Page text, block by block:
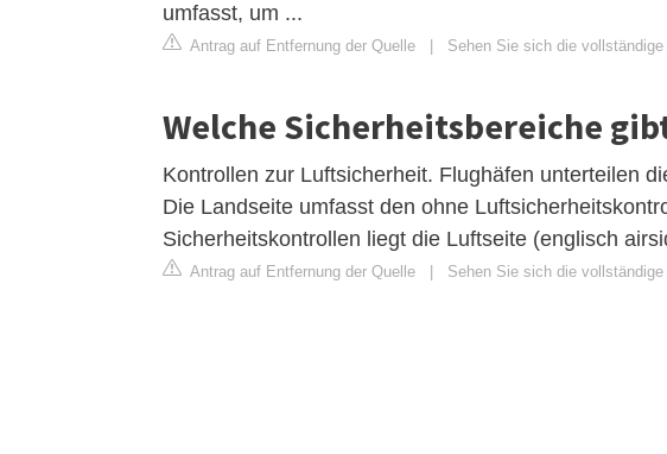
umfasst, um ...
Antrag auf Entfernung der Quelle Sehen Sie sich die
Welche Sicherheitsbereiche
Kontrollen zur Luftsicherheit. Flughäfen unterteilen
Die Landseite umfasst den ohne
Sicherheitskontrollen liegt die Luftseite (englisch
Antrag auf Entfernung der Quelle Sehen Sie sich die